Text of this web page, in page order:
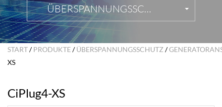
ÜBERSPANNUNGSSCHUTZ
START/PRODUKTE/ÜBERSPANNUNGSSCHUTZ /
XS
CiPlug4-XS